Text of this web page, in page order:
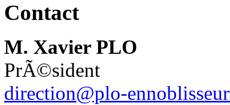
Contact
M. Xavier PLO
PrÃ©sident
direction@plo-